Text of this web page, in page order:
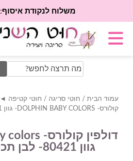
משלוח לנקודת איסוף: 25 ש"ח
Search
for:
עמוד הבית / חוטי סריגה / חוטי קטיפה ◄
קולורס- DOLPHIN BABY COLORS- גוון 80421- לבן תכלת ואפור
גוון 80421- לבן תכלת ואפור